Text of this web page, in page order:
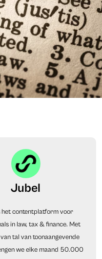
Jubel
het contentplatform voor
in law, tax & finance. Met
tal van toonaangevende
we elke maand 50.000